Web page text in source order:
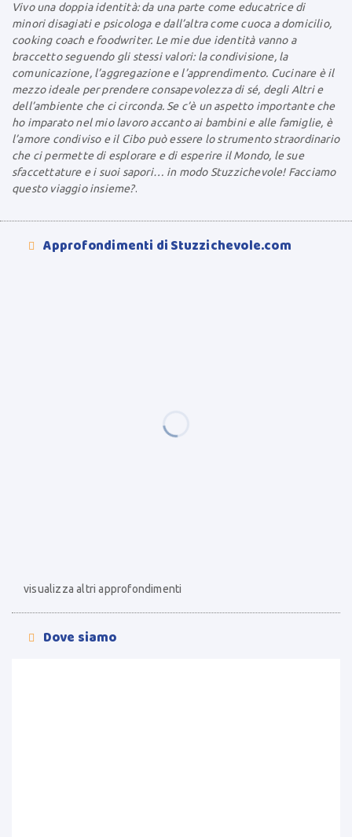
Vivo una doppia identità: da una parte come educatrice di
minori disagiati e psicologa e dall’altra come cuoca a domicilio,
cooking coach e foodwriter. Le mie due identità vanno a
braccetto seguendo gli stessi valori: la condivisione, la
comunicazione, l’aggregazione e l’apprendimento. Cucinare è il
mezzo ideale per prendere consapevolezza di sé, degli Altri e
dell’ambiente che ci circonda. Se c’è un aspetto importante che
ho imparato nel mio lavoro accanto ai bambini e alle famiglie, è
l’amore condiviso e il Cibo può essere lo strumento straordinario
che ci permette di esplorare e di esperire il Mondo, le sue
sfaccettature e i suoi sapori… in modo Stuzzichevole! Facciamo
questo viaggio insieme?.
 Approfondimenti di Stuzzichevole.com
visualizza altri approfondimenti
 Dove siamo